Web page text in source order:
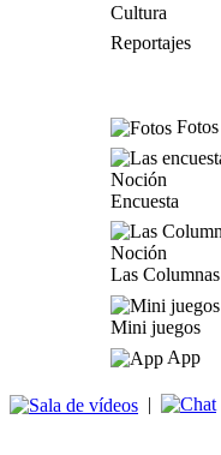
Cultura
Reportajes
Fotos
Encuesta
Las Columnas
Mini juegos
App
|